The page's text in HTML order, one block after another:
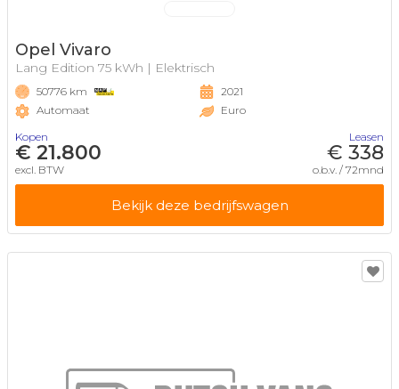
Opel Vivaro
Lang Edition 75 kWh | Elektrisch
50776 km
Automaat
2021
Euro
Kopen
€ 21.800
excl. BTW
Leasen
€ 338
o.b.v. / 72mnd
Bekijk deze bedrijfswagen